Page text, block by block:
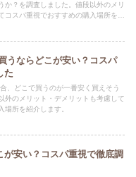
か？を調査しました。値段以外のメリ
コスパ重視でおすすめの購入場所を紹
うならどこが安い？コスパ
た
、どこで買うのが一番安く買えそう
外のメリット・デメリットも考慮して
場所を紹介します。
が安い？コスパ重視で徹底調